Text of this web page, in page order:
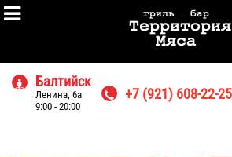
гриль · бар
Территория
Мяса
 Балтийск
Ленина, 6а
9:00 - 20:00
 +7 (921) 608-22-25
